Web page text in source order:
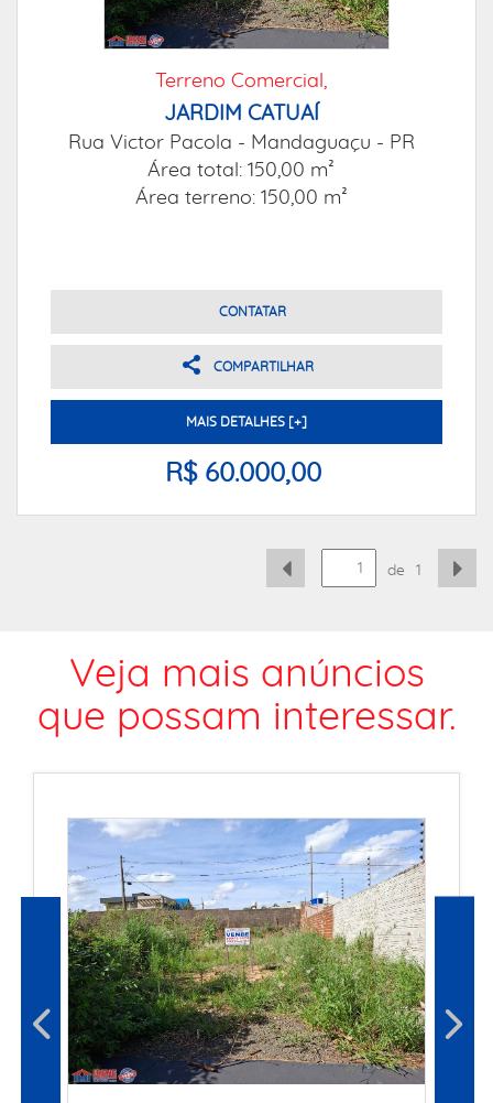
Terreno Comercial,
JARDIM CATUAÍ
Rua Victor Pacola - Mandaguaçu - PR
Área total: 150,00 m²
Área terreno: 150,00 m²
CONTATAR
COMPARTILHAR
MAIS DETALHES [+]
R$ 60.000,00
de 1
Veja mais anúncios
que possam interessar.